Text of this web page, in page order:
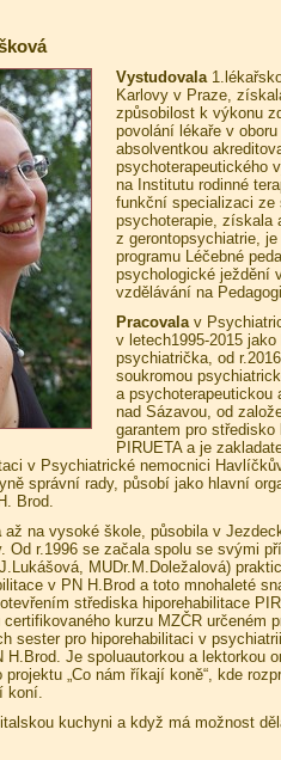
Vystudovala
Karlovy v Praze,
způsobilost k výkonu
povolání lékaře v
absolventkou
psychoterapeutického
na Institutu rodinné
funkční specializaci ze
psychoterapie, získala
z gerontopsychiatrie,
programu Léčebné
psychologické ježdění
vzdělávání na
Pracovalav
v letech1995-2015 jako
psychiatrička, od
soukromou
a psychoterapeutickou
nad Sázavou, od
garantem pro středisko
PIRUETA a je
v Psychiatrické nemocnici
správní rady, působí jako hlavní
Brod.
až na vysoké škole, působila v
Od r.1996 se začala spolu se svými
MUDr.M.Doležalová)
v PN H.Brod a toto mnohaleté
střediska hiporehabilitace
kurzu MZČR určeném
sester pro hiporehabilitaci v
H.Brod. Je spoluautorkou a lektorkou
„Co nám říkají koně“, kde
koní.
kuchyni a když má možnost